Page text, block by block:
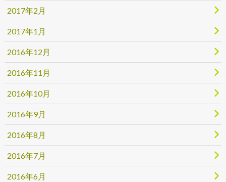
2017年2月
2017年1月
2016年12月
2016年11月
2016年10月
2016年9月
2016年8月
2016年7月
2016年6月